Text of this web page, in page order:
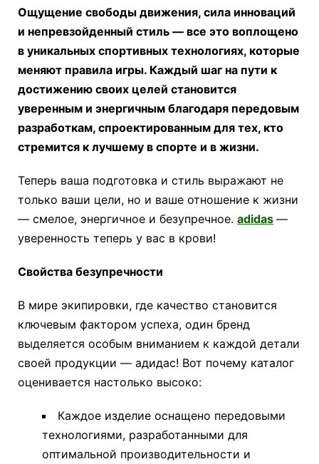
Ощущение свободы движения, сила инноваций
и непревзойденный стиль — все это воплощено
в уникальных спортивных технологиях, которые
меняют правила игры. Каждый шаг на пути к
достижению своих целей становится
уверенным и энергичным благодаря передовым
разработкам, спроектированным для тех, кто
стремится к лучшему в спорте и в жизни.
Теперь ваша подготовка и стиль выражают не
только ваши цели, но и ваше отношение к жизни
— смелое, энергичное и безупречное. adidas —
уверенность теперь у вас в крови!
Свойства безупречности
В мире экипировки, где качество становится
ключевым фактором успеха, один бренд
выделяется особым вниманием к каждой детали
своей продукции — адидас! Вот почему каталог
оценивается настолько высоко:
Каждое изделие оснащено передовыми
технологиями, разработанными для
оптимальной производительности и